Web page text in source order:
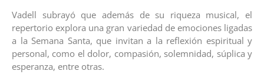
Vadell subrayó que además de su riqueza musical, el
repertorio explora una gran variedad de emociones ligadas
a la Semana Santa, que invitan a la reflexión espiritual y
personal, como el dolor, compasión, solemnidad, súplica y
esperanza, entre otras.